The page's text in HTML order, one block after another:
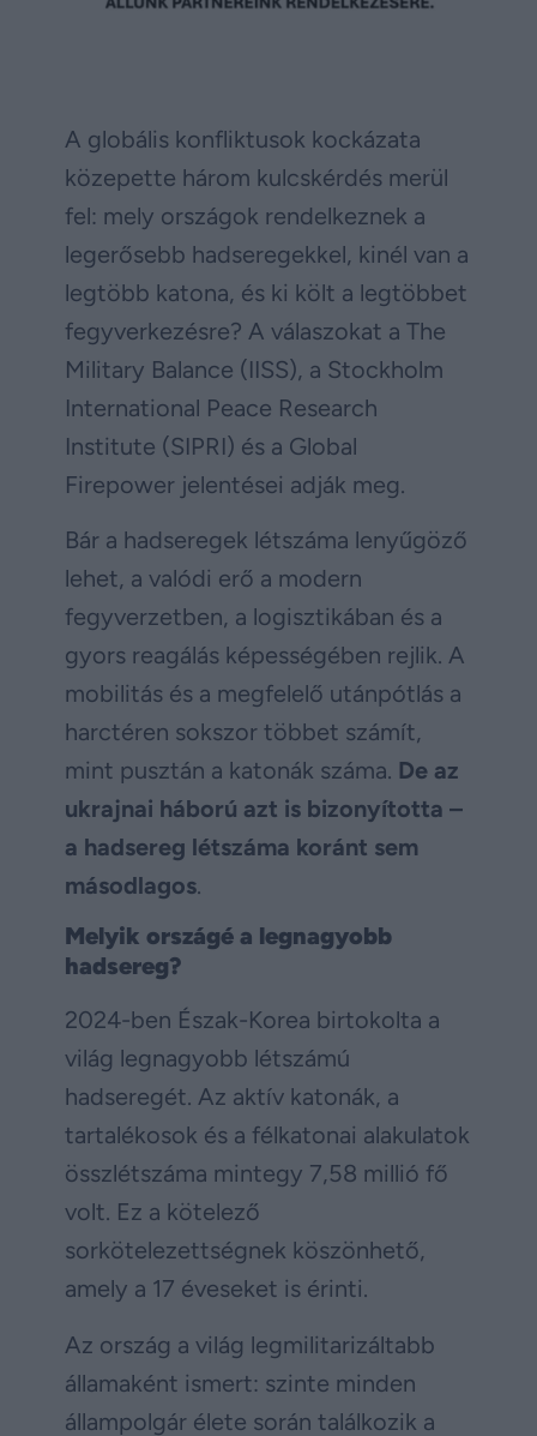
A globális konfliktusok kockázata
közepette három kulcskérdés merül
fel: mely országok rendelkeznek a
legerősebb hadseregekkel, kinél van a
legtöbb katona, és ki költ a legtöbbet
fegyverkezésre? A válaszokat a The
Military Balance (IISS), a Stockholm
International Peace Research
Institute (SIPRI) és a Global
Firepower jelentései adják meg.
Bár a hadseregek létszáma lenyűgöző
lehet, a valódi erő a modern
fegyverzetben, a logisztikában és a
gyors reagálás képességében rejlik. A
mobilitás és a megfelelő utánpótlás a
harctéren sokszor többet számít,
mint pusztán a katonák száma. De az
ukrajnai háború azt is bizonyította –
a hadsereg létszáma koránt sem
másodlagos.
Melyik országé a legnagyobb
hadsereg?
2024-ben Észak-Korea birtokolta a
világ legnagyobb létszámú
hadseregét. Az aktív katonák, a
tartalékosok és a félkatonai alakulatok
összlétszáma mintegy 7,58 millió fő
volt. Ez a kötelező
sorkötelezettségnek köszönhető,
amely a 17 éveseket is érinti.
Az ország a világ legmilitarizáltabb
államaként ismert: szinte minden
állampolgár élete során találkozik a